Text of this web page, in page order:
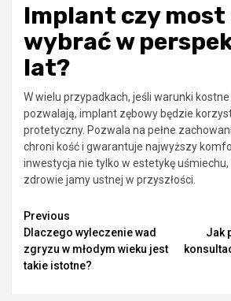
Implant czy most
wybrać w
lat?
W wielu przypadkach, jeśli warunki
pozwalają, implant zębowy będzie
protetyczny. Pozwala na pełne
chroni kość i gwarantuje najwyższy
inwestycja nie tylko w estetykę uśmiechu,
zdrowie jamy ustnej w przyszłości.
Continue
Reading
Previous
Dlaczego wyleczenie wad
zgryzu w młodym wieku jest
takie istotne?
Jak